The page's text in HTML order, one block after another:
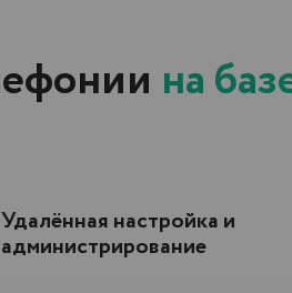
Удалённая настройка и
администрирование